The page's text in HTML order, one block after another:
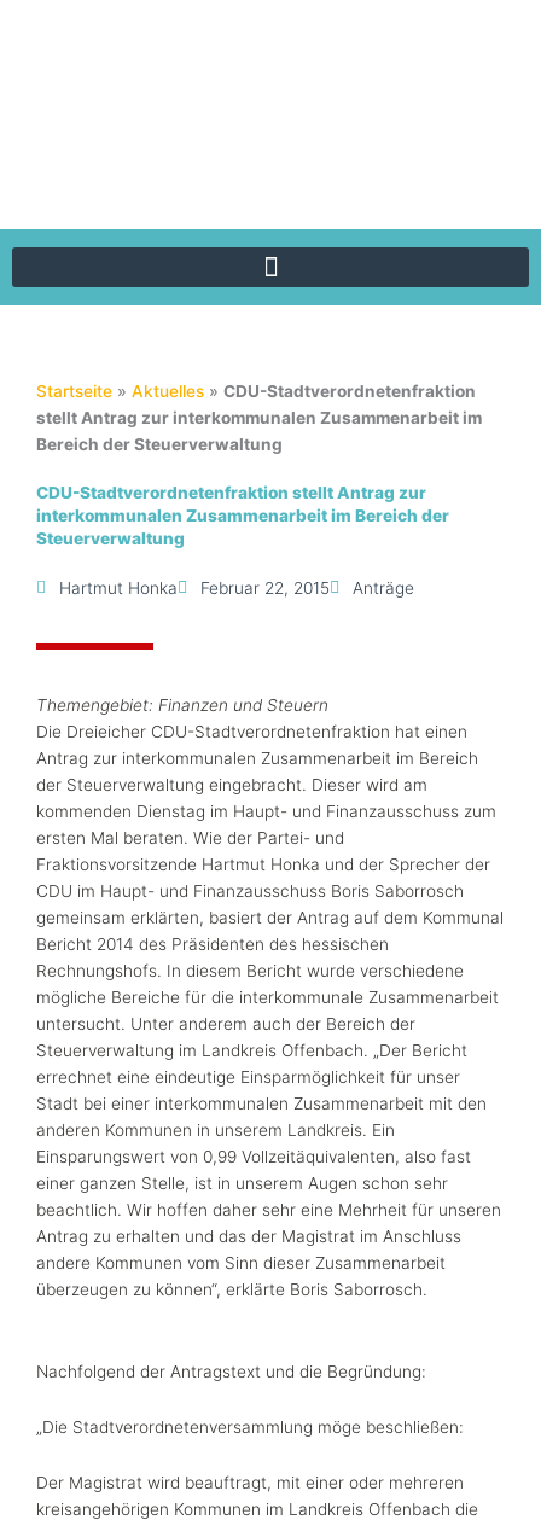
Startseite » Aktuelles » CDU-Stadtverordnetenfraktion
stellt Antrag zur interkommunalen Zusammenarbeit im
Bereich der Steuerverwaltung
CDU-Stadtverordnetenfraktion stellt Antrag zur
interkommunalen Zusammenarbeit im Bereich der
Steuerverwaltung
Hartmut Honka Februar 22, 2015 Anträge
Themengebiet: Finanzen und Steuern
Die Dreieicher CDU-Stadtverordnetenfraktion hat einen
Antrag zur interkommunalen Zusammenarbeit im Bereich
der Steuerverwaltung eingebracht. Dieser wird am
kommenden Dienstag im Haupt- und Finanzausschuss zum
ersten Mal beraten. Wie der Partei- und
Fraktionsvorsitzende Hartmut Honka und der Sprecher der
CDU im Haupt- und Finanzausschuss Boris Saborrosch
gemeinsam erklärten, basiert der Antrag auf dem Kommunal
Bericht 2014 des Präsidenten des hessischen
Rechnungshofs. In diesem Bericht wurde verschiedene
mögliche Bereiche für die interkommunale Zusammenarbeit
untersucht. Unter anderem auch der Bereich der
Steuerverwaltung im Landkreis Offenbach. „Der Bericht
errechnet eine eindeutige Einsparmöglichkeit für unser
Stadt bei einer interkommunalen Zusammenarbeit mit den
anderen Kommunen in unserem Landkreis. Ein
Einsparungswert von 0,99 Vollzeitäquivalenten, also fast
einer ganzen Stelle, ist in unserem Augen schon sehr
beachtlich. Wir hoffen daher sehr eine Mehrheit für unseren
Antrag zu erhalten und das der Magistrat im Anschluss
andere Kommunen vom Sinn dieser Zusammenarbeit
überzeugen zu können“, erklärte Boris Saborrosch.
Nachfolgend der Antragstext und die Begründung:
„Die Stadtverordnetenversammlung möge beschließen:
Der Magistrat wird beauftragt, mit einer oder mehreren
kreisangehörigen Kommunen im Landkreis Offenbach die